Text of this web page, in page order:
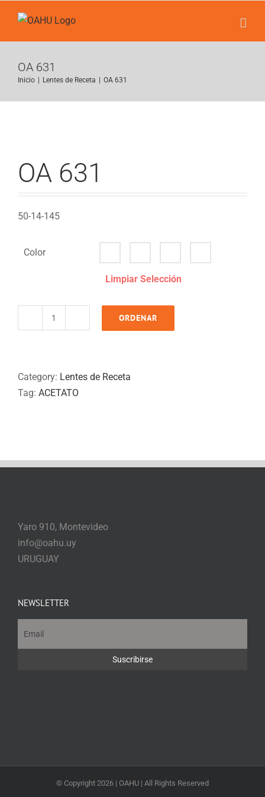
contenido
OA 631
Inicio Lentes de Receta OA 631
OA 631
50-14-145
Color
Limpiar Selección
ORDENAR
Category: Lentes de Receta
Tag: ACETATO
Yaro 910, Montevideo
info@oahu.uy
URUGUAY
NEWSLETTER
© Copyright 2026 | OAHU | All Rights Reserved